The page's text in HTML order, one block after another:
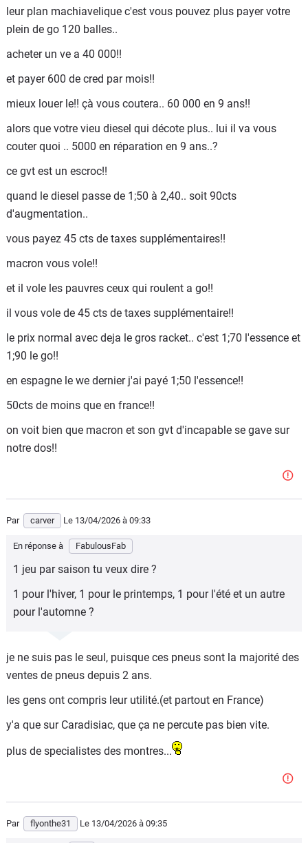
leur plan machiavelique c'est vous pouvez plus payer votre
plein de go 120 balles..
acheter un ve a 40 000!!
et payer 600 de cred par mois!!
mieux louer le!! çà vous coutera.. 60 000 en 9 ans!!
alors que votre vieu diesel qui décote plus.. lui il va vous
couter quoi .. 5000 en réparation en 9 ans..?
ce gvt est un escroc!!
quand le diesel passe de 1;50 à 2,40.. soit 90cts
d'augmentation..
vous payez 45 cts de taxes supplémentaires!!
macron vous vole!!
et il vole les pauvres ceux qui roulent a go!!
il vous vole de 45 cts de taxes supplémentaire!!
le prix normal avec deja le gros racket.. c'est 1;70 l'essence et
1;90 le go!!
en espagne le we dernier j'ai payé 1;50 l'essence!!
50cts de moins que en france!!
on voit bien que macron et son gvt d'incapable se gave sur
notre dos!!
Par carver Le 13/04/2026 à 09:33
En réponse à FabulousFab
1 jeu par saison tu veux dire ?
1 pour l'hiver, 1 pour le printemps, 1 pour l'été et un autre
pour l'automne ?
je ne suis pas le seul, puisque ces pneus sont la majorité des
ventes de pneus depuis 2 ans.
les gens ont compris leur utilité.(et partout en France)
y'a que sur Caradisiac, que ça ne percute pas bien vite.
plus de specialistes des montres...
Par flyonthe31 Le 13/04/2026 à 09:35